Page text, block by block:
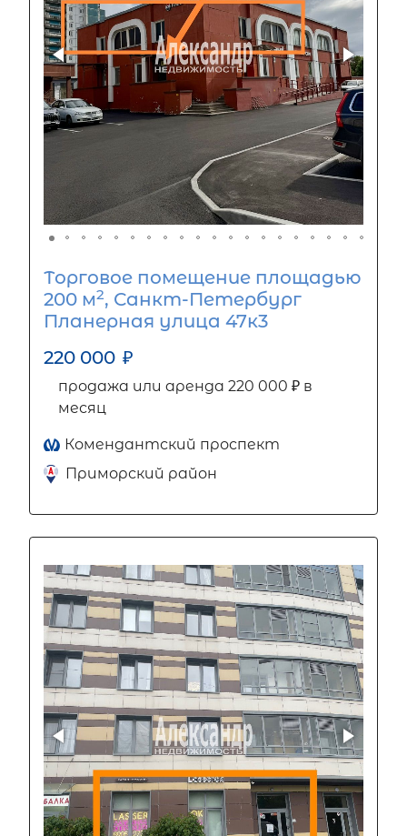
Торговое помещение площадью
200 м2, Санкт-Петербург
Планерная улица 47к3
220 000 ₽
продажа или аренда 220 000 ₽ в
месяц
Комендантский проспект
Приморский район